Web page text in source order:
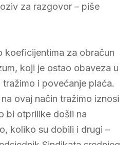
za razgovor – piše
koeficijentima za obračun
koji je ostao obaveza u
i povećanje plaća.
ovaj način tražimo iznosi
bi otprilike došli na
koliko su dobili i drugi –